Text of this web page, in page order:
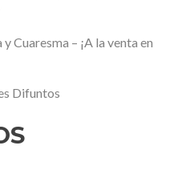
Cuaresma – ¡A la venta en
Difuntos